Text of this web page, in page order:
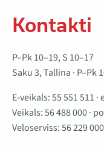
Kontakti
P–Pk 10–19, S 10–17
Saku 3, Tallina · P–Pk
E-veikals:55 551 511 ·
Veikals:56 488 000·
Veloserviss:56 229 000